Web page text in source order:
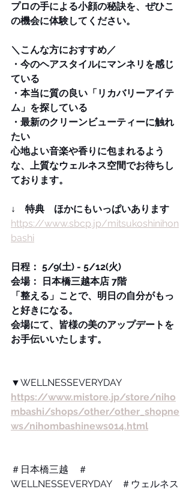
プロの手による小顔の秘訣を、ぜひこ
の機会に体験してください。
＼こんな方におすすめ／
・今のヘアスタイルにマンネリを感じ
ている
・本当に質の良い「リカバリーアイテ
ム」を探している
・最新のクリーンビューティーに触れ
たい
心地よい音楽や香りに包まれるよう
な、上質なウェルネス空間でお待ちし
ております。
↓　特典　ほかにもいっぱいあります
https://www.sbcp.jp/mitsukoshinihon
bashi
日程： 5/9(土) - 5/12(火)
会場： 日本橋三越本店 7階
「整える」ことで、明日の自分がもっ
と好きになる。
会場にて、皆様の美のアップデートを
お手伝いいたします。
▼WELLNESSEVERYDAY
https://www.mistore.jp/store/niho
mbashi/shops/other/other_shopne
ws/nihombashinews014.html
＃日本橋三越　＃
WELLNESSEVERYDAY　＃ウェルネス